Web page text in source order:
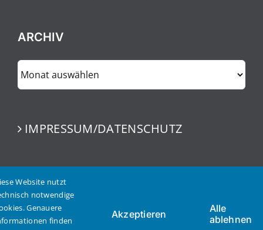
ARCHIV
ARCHIV
IMPRESSUM/DATENSCHUTZ
Website nutzt
notwendige
Genauere
finden
Akzeptieren
Alle
ablehnen